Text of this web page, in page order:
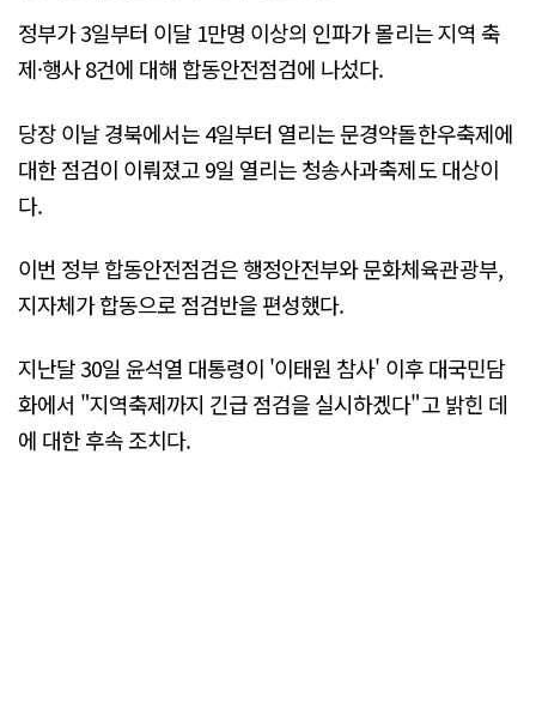
정부가 3일부터 이달 1만명 이상의 인파가 몰리는 지역 축
제·행사 8건에 대해 합동안전점검에 나섰다.
당장 이날 경북에서는 4일부터 열리는 문경약돌한우축제에
대한 점검이 이뤄졌고 9일 열리는 청송사과축제도 대상이
다.
이번 정부 합동안전점검은 행정안전부와 문화체육관광부,
지자체가 합동으로 점검반을 편성했다.
지난달 30일 윤석열 대통령이 '이태원 참사' 이후 대국민담
화에서 "지역축제까지 긴급 점검을 실시하겠다"고 밝힌 데
에 대한 후속 조치다.